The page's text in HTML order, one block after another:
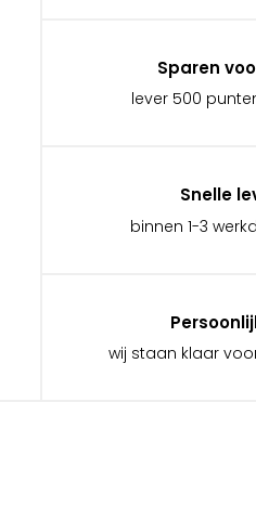
Sparen
lever 500
Snelle
binnen 1-3
wij staan klaar